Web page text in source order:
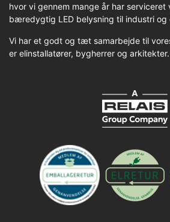
hvor vi gennem mange år har serviceret
bæredygtig LED belysning til industri og
Vi har et godt og tæt samarbejde til
er elinstallatører, bygherrer og arkitekter.